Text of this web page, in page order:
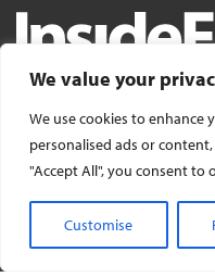
We value your
We use cookies to enhance
personalised ads or
"Accept All", you consent to
Customise
rejsedøgn. Uanset om du er
dig til at optjene flere
rejsen.
TOP ARTICLES